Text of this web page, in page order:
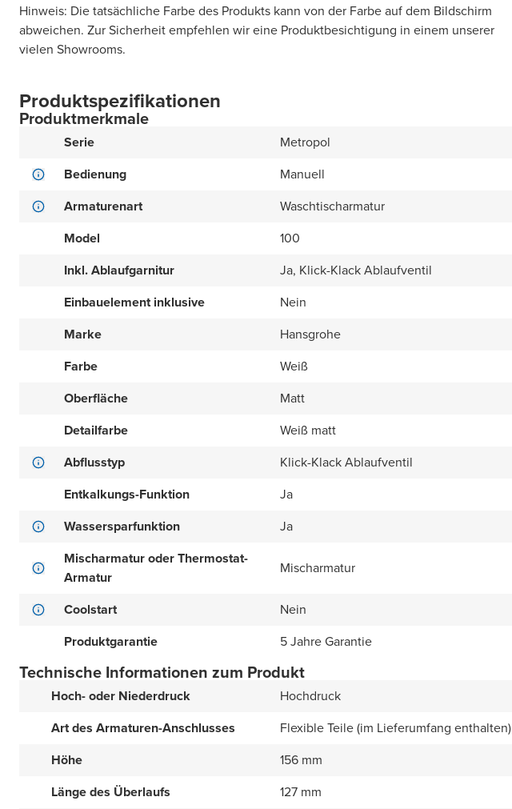
Hinweis: Die tatsächliche Farbe des Produkts kann von der Farbe auf dem Bildschirm
abweichen. Zur Sicherheit empfehlen wir eine Produktbesichtigung in einem unserer
vielen Showrooms.
Produktspezifikationen
Produktmerkmale
Serie
Metropol
Bedienung
Manuell
Armaturenart
Waschtischarmatur
Model
100
Inkl. Ablaufgarnitur
Ja, Klick-Klack Ablaufventil
Einbauelement inklusive
Nein
Marke
Hansgrohe
Farbe
Weiß
Oberfläche
Matt
Detailfarbe
Weiß matt
Abflusstyp
Klick-Klack Ablaufventil
Entkalkungs-Funktion
Ja
Wassersparfunktion
Ja
Mischarmatur oder Thermostat-
Armatur
Mischarmatur
Coolstart
Nein
Produktgarantie
5 Jahre Garantie
Technische Informationen zum Produkt
Hoch- oder Niederdruck
Hochdruck
Art des Armaturen-Anschlusses
Flexible Teile (im Lieferumfang enthalten)
Höhe
156 mm
Länge des Überlaufs
127 mm